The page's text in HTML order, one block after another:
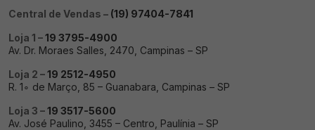
Central de Vendas – (19) 97404-7841
Loja 1 –19 3795-4900
Av. Dr. Moraes Salles, 2470, Campinas – SP
Loja 2 –19 2512-4950
R. 1∘ de Março, 85 – Guanabara, Campinas – SP
Loja 3 –19 3517-5600
Av. José Paulino, 3455 – Centro, Paulínia – SP